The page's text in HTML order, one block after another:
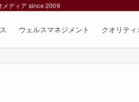
メディア since 2009
ウェルスマネジメント クオリテ